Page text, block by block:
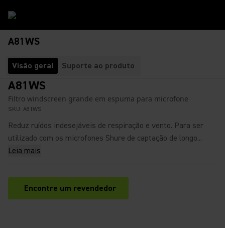
A81WS
Visão geral Suporte ao produto
A81WS
Filtro windscreen grande em espuma para microfone
SKU: A81WS
Reduz ruídos indesejáveis de respiração e vento. Para ser
utilizado com os microfones Shure de captação de longo...
Leia mais
Encontre um revendedor
(Opens in a new tab)